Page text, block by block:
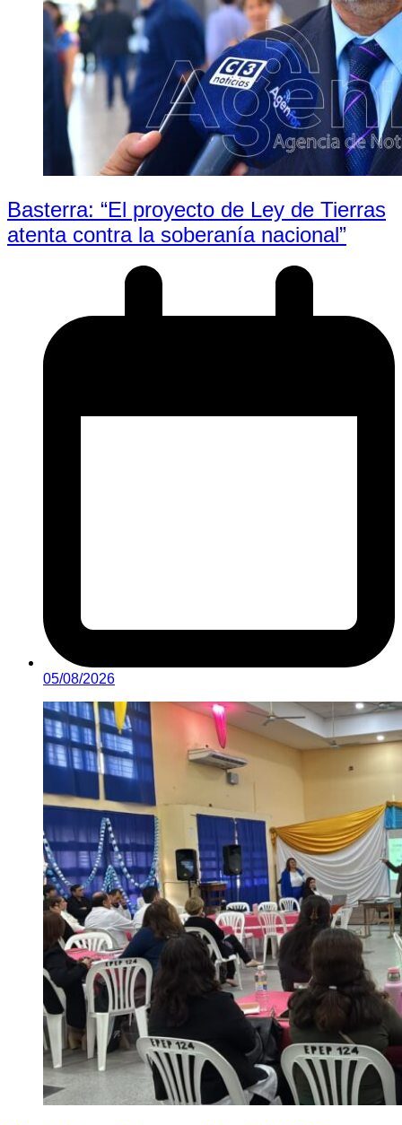
Basterra: “El proyecto de Ley de Tierras
atenta contra la soberanía nacional”
05/08/2026